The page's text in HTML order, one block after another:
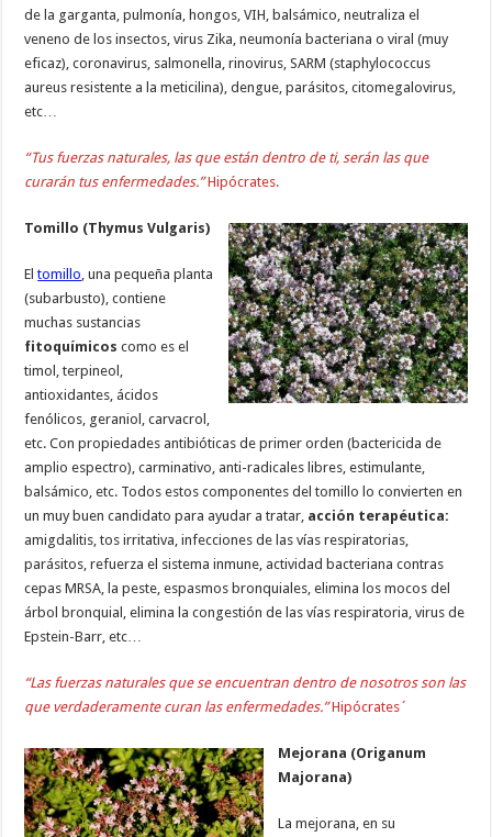
de la garganta, pulmonía, hongos, VIH, balsámico, neutraliza el
veneno de los insectos, virus Zika, neumonía bacteriana o viral (muy
eficaz), coronavirus, salmonella, rinovirus, SARM (staphylococcus
aureus resistente a la meticilina), dengue, parásitos, citomegalovirus,
etc…
“Tus fuerzas naturales, las que están dentro de ti, serán las que
curarán tus enfermedades.”Hipócrates.
Tomillo (Thymus Vulgaris)
Eltomillo , una pequeña planta
(subarbusto), contiene
muchas sustancias
fitoquímicos como es el
timol, terpineol,
antioxidantes, ácidos
fenólicos, geraniol, carvacrol,
etc. Con propiedades antibióticas de primer orden (bactericida de
amplio espectro), carminativo, anti-radicales libres, estimulante,
balsámico, etc. Todos estos componentes del tomillo lo convierten en
un muy buen candidato para ayudar a tratar, acción terapéutica:
amigdalitis, tos irritativa, infecciones de las vías respiratorias,
parásitos, refuerza el sistema inmune, actividad bacteriana contras
cepas MRSA, la peste, espasmos bronquiales, elimina los mocos del
árbol bronquial, elimina la congestión de las vías respiratoria, virus de
Epstein-Barr, etc…
“Las fuerzas naturales que se encuentran dentro de nosotros son las
que verdaderamente curan las enfermedades.”Hipócrates´
Mejorana (Origanum
Majorana)
La mejorana, en su